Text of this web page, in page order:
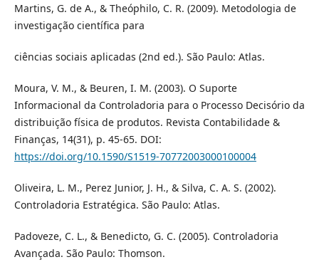
Martins, G. de A., & Theóphilo, C. R. (2009). Metodologia de
investigação científica para
ciências sociais aplicadas (2nd ed.). São Paulo: Atlas.
Moura, V. M., & Beuren, I. M. (2003). O Suporte
Informacional da Controladoria para o Processo Decisório da
distribuição física de produtos. Revista Contabilidade &
Finanças, 14(31), p. 45-65. DOI:
https://doi.org/10.1590/S1519-70772003000100004
Oliveira, L. M., Perez Junior, J. H., & Silva, C. A. S. (2002).
Controladoria Estratégica. São Paulo: Atlas.
Padoveze, C. L., & Benedicto, G. C. (2005). Controladoria
Avançada. São Paulo: Thomson.